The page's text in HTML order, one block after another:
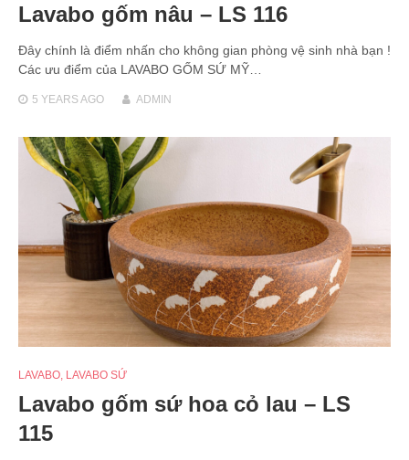
Lavabo gốm nâu – LS 116
Đây chính là điểm nhấn cho không gian phòng vệ sinh nhà bạn !
Các ưu điểm của LAVABO GỐM SỨ MỸ…
5 YEARSAGO ADMIN
LAVABO LAVABO SỨ
Lavabo gốm sứ hoa cỏ lau – LS
115